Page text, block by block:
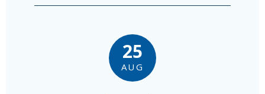
25
AUG